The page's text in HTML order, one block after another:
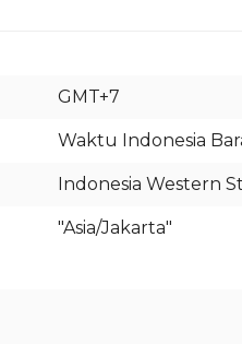
GMT+7
Waktu Indonesia
Indonesia Western
"Asia/Jakarta"